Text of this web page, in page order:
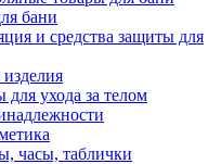
бани
и средства защиты для
для ухода за телом
часы, таблички